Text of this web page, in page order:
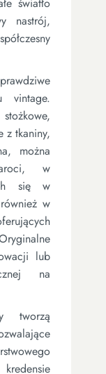
nastrój,
vintage.
z tkaniny,
można
w
się w
w
lub
na
tworzą